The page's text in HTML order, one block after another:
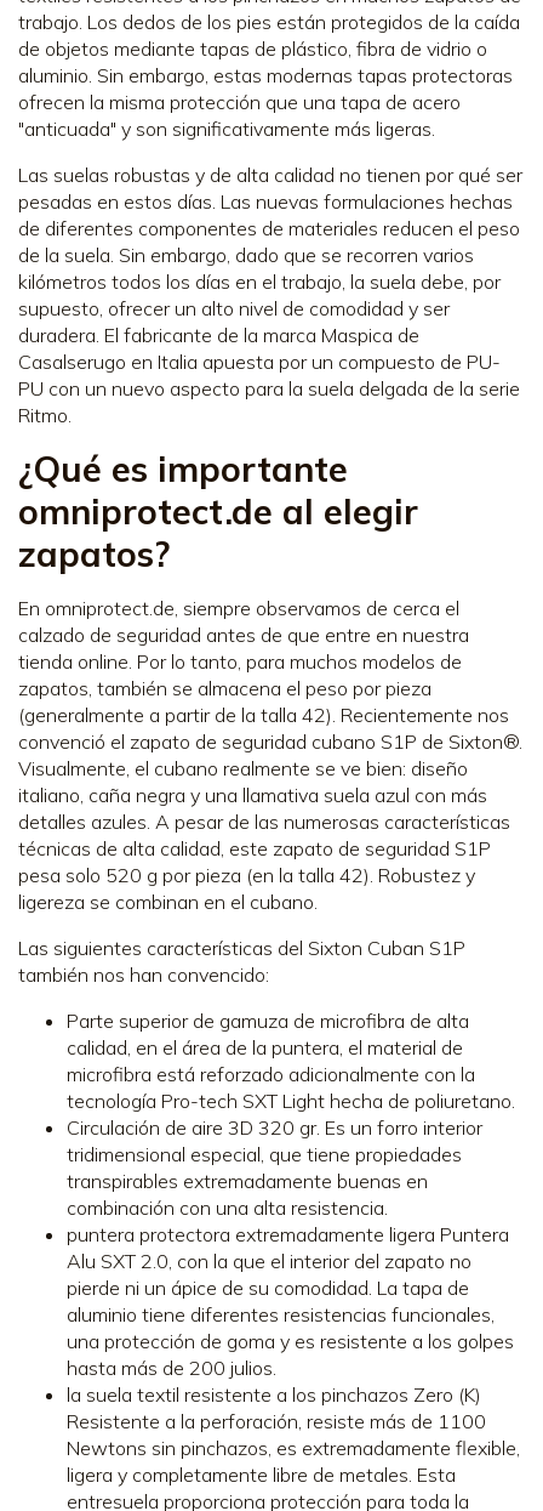
trabajo. Los dedos de los pies están protegidos de la caída
de objetos mediante tapas de plástico, fibra de vidrio o
aluminio. Sin embargo, estas modernas tapas protectoras
ofrecen la misma protección que una tapa de acero
"anticuada" y son significativamente más ligeras.
Las suelas robustas y de alta calidad no tienen por qué ser
pesadas en estos días. Las nuevas formulaciones hechas
de diferentes componentes de materiales reducen el peso
de la suela. Sin embargo, dado que se recorren varios
kilómetros todos los días en el trabajo, la suela debe, por
supuesto, ofrecer un alto nivel de comodidad y ser
duradera. El fabricante de la marca Maspica de
Casalserugo en Italia apuesta por un compuesto de PU-
PU con un nuevo aspecto para la suela delgada de la serie
Ritmo.
¿Qué es importante
omniprotect.de al elegir
zapatos?
En omniprotect.de, siempre observamos de cerca el
calzado de seguridad antes de que entre en nuestra
tienda online. Por lo tanto, para muchos modelos de
zapatos, también se almacena el peso por pieza
(generalmente a partir de la talla 42). Recientemente nos
convenció el zapato de seguridad cubano S1P de Sixton®.
Visualmente, el cubano realmente se ve bien: diseño
italiano, caña negra y una llamativa suela azul con más
detalles azules. A pesar de las numerosas características
técnicas de alta calidad, este zapato de seguridad S1P
pesa solo 520 g por pieza (en la talla 42). Robustez y
ligereza se combinan en el cubano.
Las siguientes características del Sixton Cuban S1P
también nos han convencido:
Parte superior de gamuza de microfibra de alta
calidad, en el área de la puntera, el material de
microfibra está reforzado adicionalmente con la
tecnología Pro-tech SXT Light hecha de poliuretano.
Circulación de aire 3D 320 gr. Es un forro interior
tridimensional especial, que tiene propiedades
transpirables extremadamente buenas en
combinación con una alta resistencia.
puntera protectora extremadamente ligera Puntera
Alu SXT 2.0, con la que el interior del zapato no
pierde ni un ápice de su comodidad. La tapa de
aluminio tiene diferentes resistencias funcionales,
una protección de goma y es resistente a los golpes
hasta más de 200 julios.
la suela textil resistente a los pinchazos Zero (K)
Resistente a la perforación, resiste más de 1100
Newtons sin pinchazos, es extremadamente flexible,
ligera y completamente libre de metales. Esta
entresuela proporciona protección para toda la